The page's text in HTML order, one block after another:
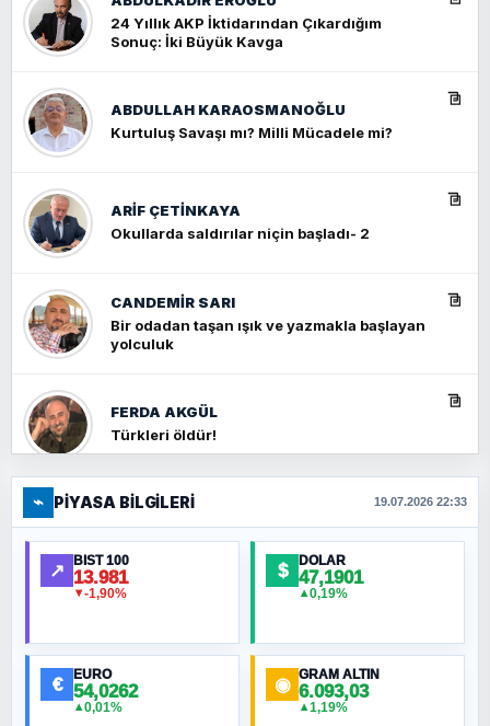
24 Yıllık AKP İktidarından Çıkardığım
Sonuç: İki Büyük Kavga
ABDULLAH KARAOSMANOĞLU
Kurtuluş Savaşı mı? Milli Mücadele mi?
ARIF ÇETİNKAYA
Okullarda saldırılar niçin başladı- 2
CANDEMIR SARI
Bir odadan taşan ışık ve yazmakla başlayan
yolculuk
FERDA AKGÜL
Türkleri öldür!
FERHAT BÜYÜKKALKAN
Ankara Zirvesi: NATO Toplantısı mı, Yeni
Ortadoğu Haritasının Provası mı?
MURAT ÖZKAN
⌁ PIYASA BILGILERI 19.07.2026 22:33
↗ BIST 100
13.981
▼-1,90%
$ DOLAR
47,1901
▲0,19%
€ EURO
54,0262
▲0,01%
◉ GRAM ALTIN
6.093,03
▲1,19%